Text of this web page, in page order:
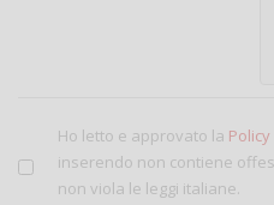
Ho letto e approvato la
inserendo non contiene
non viola le leggi italiane.